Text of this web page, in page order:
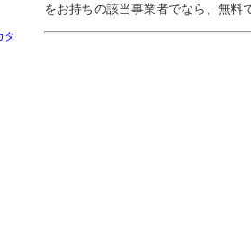
をお持ちの該当事業者でなら、無料